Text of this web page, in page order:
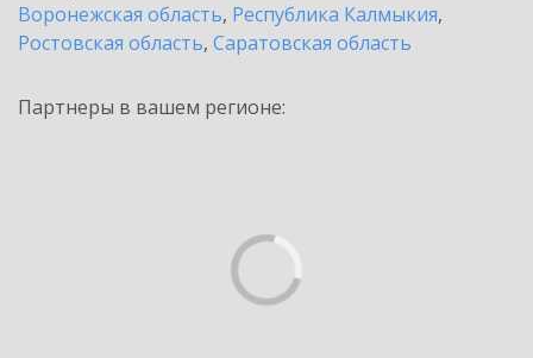
Воронежская область, Республика Калмыкия,
Ростовская область, Саратовская область
Партнеры в вашем регионе: